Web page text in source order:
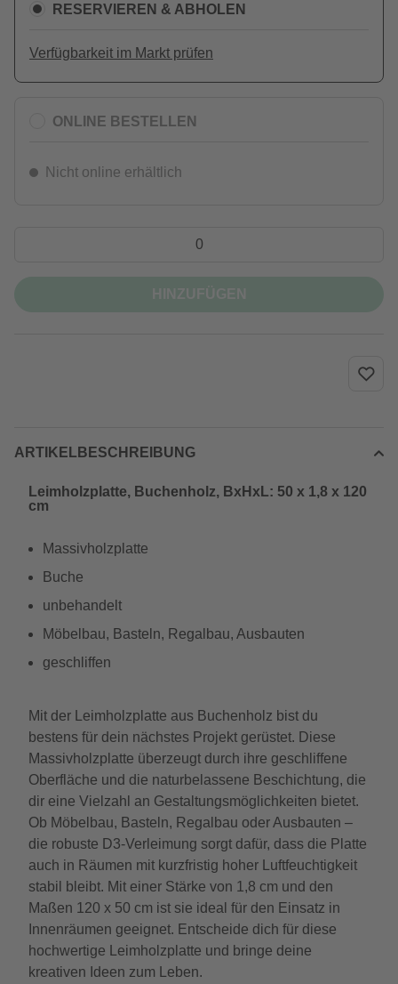
RESERVIEREN & ABHOLEN
Verfügbarkeit im Markt prüfen
ONLINE BESTELLEN
Nicht online erhältlich
ARTIKELBESCHREIBUNG
Leimholzplatte, Buchenholz, BxHxL: 50 x 1,8 x 120
cm
Massivholzplatte
Buche
unbehandelt
Möbelbau, Basteln, Regalbau, Ausbauten
geschliffen
Mit der Leimholzplatte aus Buchenholz bist du
bestens für dein nächstes Projekt gerüstet. Diese
Massivholzplatte überzeugt durch ihre geschliffene
Oberfläche und die naturbelassene Beschichtung, die
dir eine Vielzahl an Gestaltungsmöglichkeiten bietet.
Ob Möbelbau, Basteln, Regalbau oder Ausbauten –
die robuste D3-Verleimung sorgt dafür, dass die Platte
auch in Räumen mit kurzfristig hoher Luftfeuchtigkeit
stabil bleibt. Mit einer Stärke von 1,8 cm und den
Maßen 120 x 50 cm ist sie ideal für den Einsatz in
Innenräumen geeignet. Entscheide dich für diese
hochwertige Leimholzplatte und bringe deine
kreativen Ideen zum Leben.